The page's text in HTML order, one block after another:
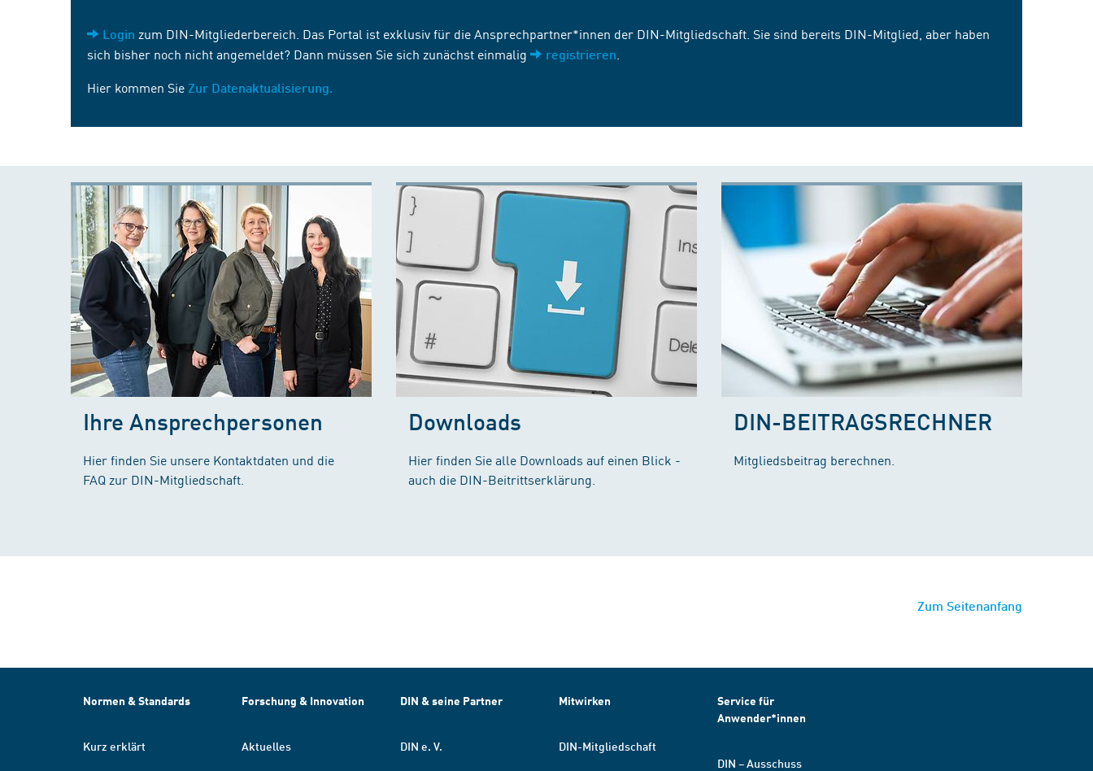
Login zum DIN-Mitgliederbereich. Das Portal ist exklusiv für die Ansprechpartner*innen der DIN-Mitgliedschaft. Sie sind bereits DIN-Mitglied, aber haben
sich bisher noch nicht angemeldet? Dann müssen Sie sich zunächst einmalig
registrieren
Hier kommen Sie Zur Datenaktualisierung.
Ihre Ansprechpersonen
Hier finden Sie unsere Kontaktdaten und die
FAQ zur DIN-Mitgliedschaft.
Downloads
Hier finden Sie alle Downloads auf einen Blick -
auch die DIN-Beitrittserklärung.
DIN-BEITRAGSRECHNER
Mitgliedsbeitrag berechnen.
Zum Seitenanfang
Normen & Standards
Kurz erklärt
Forschung & Innovation
Aktuelles
DIN & seine Partner
DIN e. V.
Mitwirken
DIN-Mitgliedschaft
Service für
Anwender*innen
DIN – Ausschuss